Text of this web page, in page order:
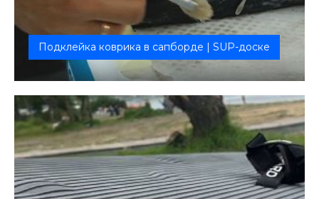
Подклейка коврика в сапборде | SUP-доске